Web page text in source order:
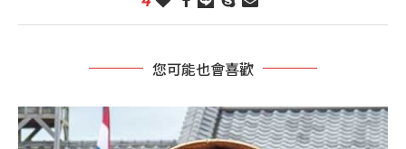
您可能也會喜歡